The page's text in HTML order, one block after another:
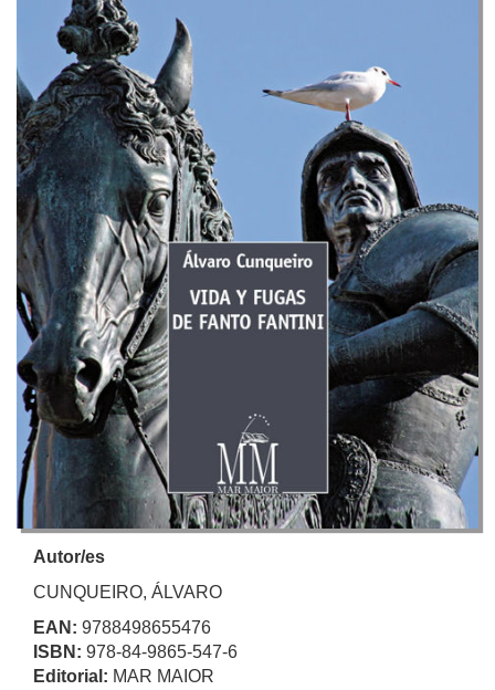
Autor/es
CUNQUEIRO, ÁLVARO
EAN: 9788498655476
ISBN: 978-84-9865-547-6
Editorial: MAR MAIOR